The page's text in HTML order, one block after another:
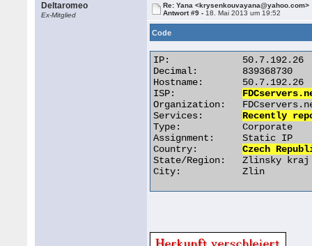
Deltaromeo
Ex-Mitglied
Re: Yana <krysenkouvayana@yahoo.com>
Antwort #9 - 18. Mai 2013 um 19:52
Code
IP:		50.7.192.26
Decimal:	839368730
Hostname:	50.7.192.26
Organization:	FDCservers.net
Recently
Type:		Corporate
Assignment:	Static IP
Country: Czech
State/Region:	Zlinsky kraj
City:		Zlin